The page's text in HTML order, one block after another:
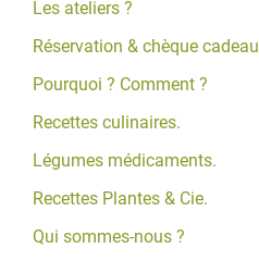
Les ateliers ?
Réservation & chèque cadeau
Pourquoi ? Comment ?
Recettes culinaires.
Légumes médicaments.
Recettes Plantes & Cie.
Qui sommes-nous ?